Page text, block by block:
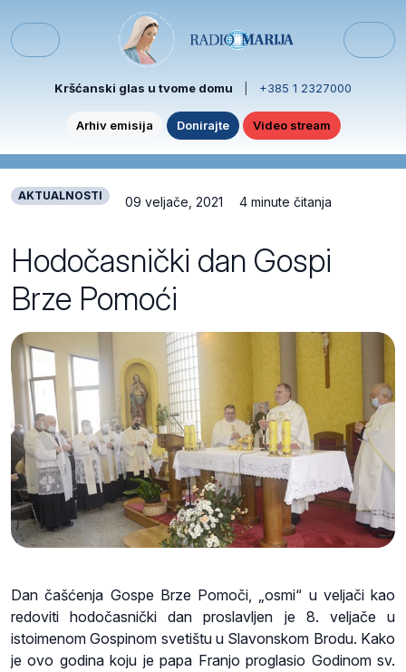
Menu
Kršćanski glas u tvome domu +385 1 2327000
Arhiv emisija Donirajte Video stream
AKTUALNOSTI 09 veljače, 2021 4 minute čitanja
Hodočasnički dan Gospi
Brze Pomoći
Dan čašćenja Gospe Brze Pomoči, „osmi“ u veljači kao
redoviti hodočasnički dan proslavljen je 8. veljače u
istoimenom Gospinom svetištu u Slavonskom Brodu. Kako
je ovo godina koju je papa Franjo proglasio Godinom sv.